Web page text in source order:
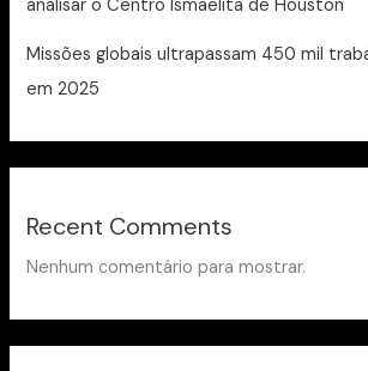
analisar o Centro Ismaelita de Houston
Missões globais ultrapassam 450 mil
em 2025
Recent Comments
Nenhum comentário para mostrar.